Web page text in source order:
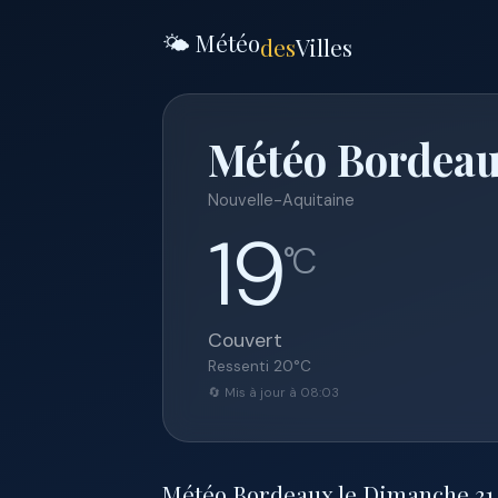
🌤️ MétéodesVilles
Météo
Nouvelle-Aquitaine
19°C
Couvert
Ressenti 20°C
🔄 Mis à jour à 08:03